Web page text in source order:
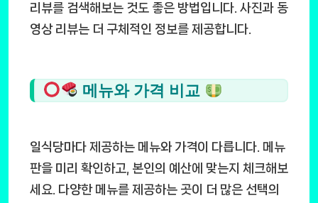
리뷰를 검색해보는 것도 좋은 방법입니다. 사진과 동
영상 리뷰는 더 구체적인 정보를 제공합니다.
메뉴와 가격 비교
일식당마다 제공하는 메뉴와 가격이 다릅니다. 메뉴
판을 미리 확인하고, 본인의 예산에 맞는지 체크해보
세요. 다양한 메뉴를 제공하는 곳이 더 많은 선택의